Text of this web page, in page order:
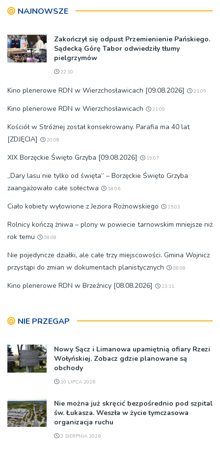
NAJNOWSZE
Zakończył się odpust Przemienienie Pańskiego.
Sądecką Górę Tabor odwiedziły tłumy
pielgrzymów
22:10
Kino plenerowe RDN w Wierzchosławicach [09.08.2026] 21:09
Kino plenerowe RDN w Wierzchosławicach 21:09
Kościół w Stróżnej został konsekrowany. Parafia ma 40 lat
[ZDJĘCIA]
20:08
XIX Borzęckie Święto Grzyba [09.08.2026] 19:07
„Dary lasu nie tylko od święta” – Borzęckie Święto Grzyba
zaangażowało całe sołectwa
18:06
Ciało kobiety wyłowione z Jeziora Rożnowskiego 15:03
Rolnicy kończą żniwa – plony w powiecie tarnowskim mniejsze niż
rok temu
08:08
Nie pojedyncze działki, ale całe trzy miejscowości. Gmina Wojnicz
przystąpi do zmian w dokumentach planistycznych
08:08
Kino plenerowe RDN w Brzeźnicy [08.08.2026] 23:11
NIE PRZEGAP
Nowy Sącz i Limanowa upamiętnią ofiary Rzezi
Wołyńskiej. Zobacz gdzie planowane są
obchody
10 LIPCA 2026
Nie można już skręcić bezpośrednio pod szpital
św. Łukasza. Weszła w życie tymczasowa
organizacja ruchu
3 SIERPNIA 2026